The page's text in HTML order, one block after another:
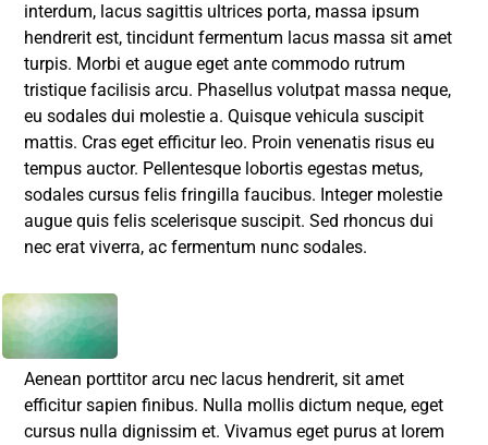
interdum, lacus sagittis ultrices porta, massa ipsum
hendrerit est, tincidunt fermentum lacus massa sit amet
turpis. Morbi et augue eget ante commodo rutrum
tristique facilisis arcu. Phasellus volutpat massa neque,
eu sodales dui molestie a. Quisque vehicula suscipit
mattis. Cras eget efficitur leo. Proin venenatis risus eu
tempus auctor. Pellentesque lobortis egestas metus,
sodales cursus felis fringilla faucibus. Integer molestie
augue quis felis scelerisque suscipit. Sed rhoncus dui
nec erat viverra, ac fermentum nunc sodales.
Aenean porttitor arcu nec lacus hendrerit, sit amet
efficitur sapien finibus. Nulla mollis dictum neque, eget
cursus nulla dignissim et. Vivamus eget purus at lorem